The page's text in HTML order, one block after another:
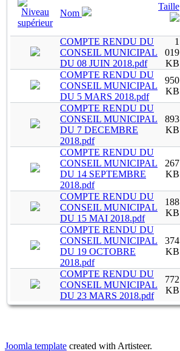
Nom
Taille
COMPTE RENDU DU
CONSEIL MUNICIPAL
DU 08 JUIN 2018.pdf
1
019
KB
COMPTE RENDU DU
CONSEIL MUNICIPAL
DU 5 MARS 2018.pdf
950
KB
COMPTE RENDU DU
CONSEIL MUNICIPAL
DU 7 DECEMBRE
2018.pdf
893
KB
COMPTE RENDU DU
CONSEIL MUNICIPAL
DU 14 SEPTEMBRE
2018.pdf
267
KB
COMPTE RENDU DU
CONSEIL MUNICIPAL
DU 15 MAI 2018.pdf
188
KB
COMPTE RENDU DU
CONSEIL MUNICIPAL
DU 19 OCTOBRE
2018.pdf
374
KB
COMPTE RENDU DU
CONSEIL MUNICIPAL
DU 23 MARS 2018.pdf
772
KB
Joomla template created with Artisteer.